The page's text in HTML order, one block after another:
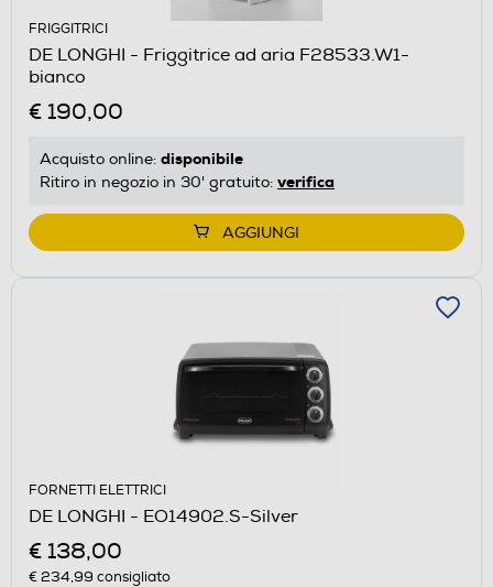
FRIGGITRICI
DE LONGHI - Friggitrice ad aria F28533.W1-
bianco
€ 190,00
Acquisto online: disponibile
Ritiro in negozio in 30' gratuito: verifica
AGGIUNGI
FORNETTI ELETTRICI
DE LONGHI - EO14902.S-Silver
€ 138,00
€ 234,99 consigliato